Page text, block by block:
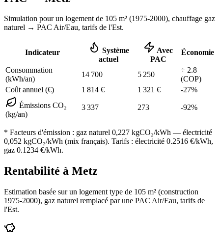
Simulation pour un logement de 105 m² (1975-2000), chauffage gaz
naturel → PAC Air/Eau, tarifs de l'Est.
Indicateur
Système
actuel
Avec
PAC
Économie
Consommation
(kWh/an)
14 700 5 250
÷ 2.8
(COP)
Coût annuel (€)
1 814 € 1 321 € -27%
Émissions CO₂
(kg/an)
3 337 273 -92%
* Facteurs d'émission : gaz naturel 0,227 kgCO₂/kWh — électricité
0,052 kgCO₂/kWh (mix français). Tarifs : électricité 0.2516 €/kWh,
gaz 0.1234 €/kWh.
Rentabilité à Metz
Estimation basée sur un logement type de 105 m² (construction
1975-2000), gaz naturel remplacé par une PAC Air/Eau, tarifs de
l'Est.